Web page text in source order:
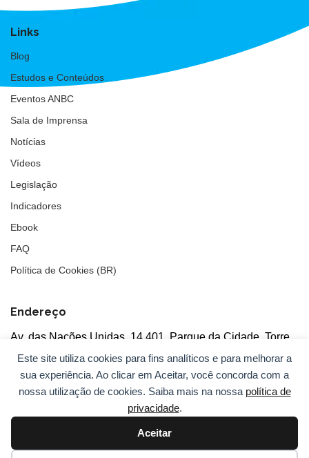
Este site utiliza cookies para fins analíticos e para melhorar a
sua experiência. Ao clicar em Aceitar, você concorda com a
nossa utilização de cookies. Saiba mais na nossa política de
privacidade.
Aceitar
Links
Blog
Estudos e Conteúdos
Eventos ANBC
Sala de Imprensa
Notícias
Vídeos
Legislação
Indicadores
Ebook
FAQ
Política de Cookies (BR)
Endereço
Av. das Nações Unidas, 14.401, Parque da Cidade, Torre
Tarumã
5°andar, salas 502/503, CEP: 04730-090, São Paulo, SP